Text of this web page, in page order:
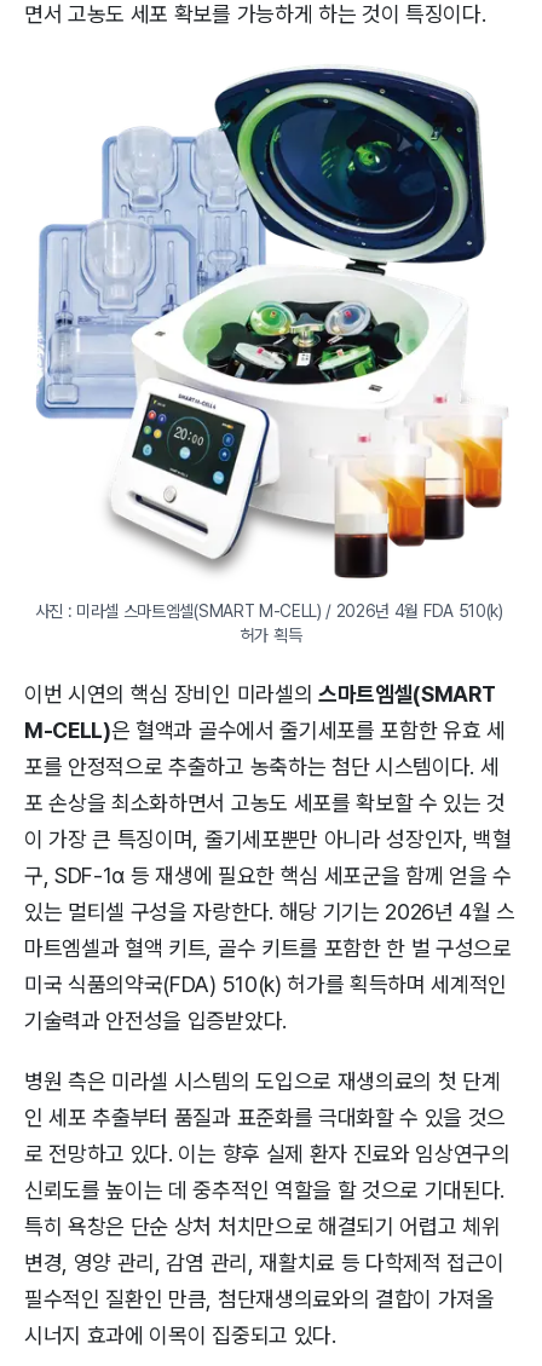
면서 고농도 세포 확보를 가능하게 하는 것이 특징이다.
사진 : 미라셀 스마트엠셀(SMART M-CELL) / 2026년 4월 FDA 510(k)
허가 획득
이번 시연의 핵심 장비인 미라셀의 스마트엠셀(SMART
M-CELL)은 혈액과 골수에서 줄기세포를 포함한 유효 세
포를 안정적으로 추출하고 농축하는 첨단 시스템이다. 세
포 손상을 최소화하면서 고농도 세포를 확보할 수 있는 것
이 가장 큰 특징이며, 줄기세포뿐만 아니라 성장인자, 백혈
구, SDF-1α 등 재생에 필요한 핵심 세포군을 함께 얻을 수
있는 멀티셀 구성을 자랑한다. 해당 기기는 2026년 4월 스
마트엠셀과 혈액 키트, 골수 키트를 포함한 한 벌 구성으로
미국 식품의약국(FDA) 510(k) 허가를 획득하며 세계적인
기술력과 안전성을 입증받았다.
병원 측은 미라셀 시스템의 도입으로 재생의료의 첫 단계
인 세포 추출부터 품질과 표준화를 극대화할 수 있을 것으
로 전망하고 있다. 이는 향후 실제 환자 진료와 임상연구의
신뢰도를 높이는 데 중추적인 역할을 할 것으로 기대된다.
특히 욕창은 단순 상처 처치만으로 해결되기 어렵고 체위
변경, 영양 관리, 감염 관리, 재활치료 등 다학제적 접근이
필수적인 질환인 만큼, 첨단재생의료와의 결합이 가져올
시너지 효과에 이목이 집중되고 있다.